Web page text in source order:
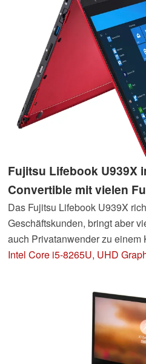
Fujitsu Lifebook U939X
Convertible mit vielen
Das Fujitsu Lifebook U939X
Geschäftskunden, bringt aber
auch Privatanwender zu einem
Welche das sind, klären wir in
Intel Core i5-8265U, UHD